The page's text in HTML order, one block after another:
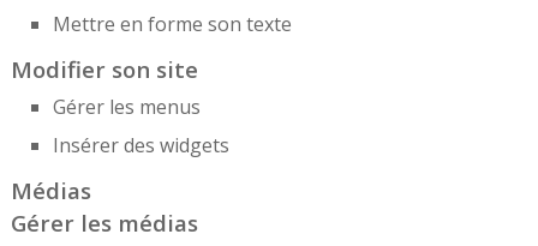
Mettre en forme son texte
Modifier son site
Gérer les menus
Insérer des widgets
Médias
Gérer les médias